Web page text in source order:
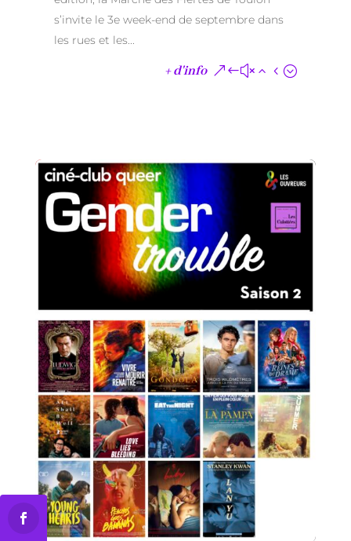
s’invite le 3e week-end de septembre dans
les rues et les...
+ d'info